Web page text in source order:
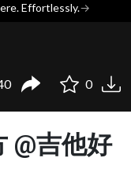
Effortlessly.→
0
@吉他好